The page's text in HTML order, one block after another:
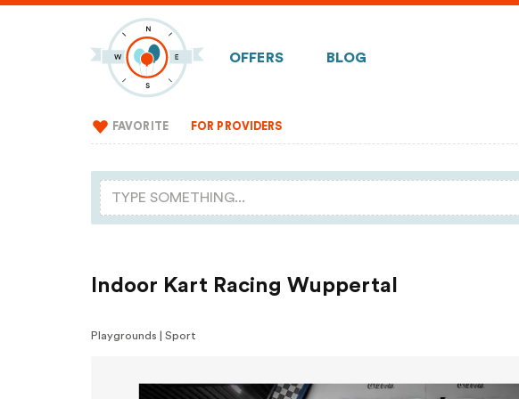
OFFERS BLOG
FAVORITE FOR PROVIDERS
Indoor Kart Racing Wuppertal
Playgrounds | Sport